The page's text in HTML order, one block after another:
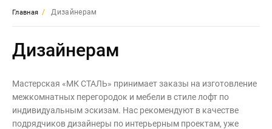
Изделия из нержавеющей
Перегородки
Мебель
Плазменная резка
Ворота
Лестничные
Балконные
Кованые заборы
Сварные ворота
Распашные
Сварные калитки
Сварные перила
Беседки
Металлические
Балконные
Козырьки из
Универсальные
Мобильные
Столы в стиле
Металлические
Главная / Дизайнерам
Дизайнерам
Мастерская «МК СТАЛЬ» принимает заказы на изготовление
межкомнатных перегородок и мебели в стиле лофт по
индивидуальным эскизам. Нас рекомендуют в качестве
подрядчиков дизайнеры по интерьерным проектам, уже